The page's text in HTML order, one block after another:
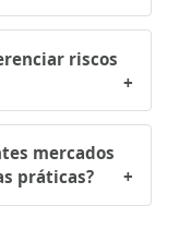
riscos
mercados
práticas?